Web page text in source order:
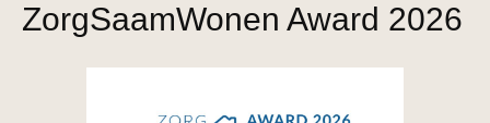
ZorgSaamWonen Award 2026